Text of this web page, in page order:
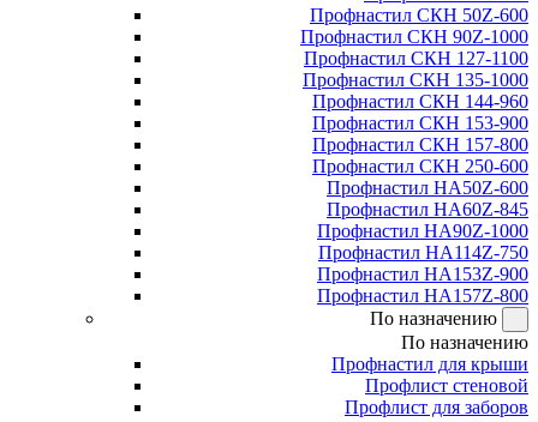
Профнастил СКН 50Z-600
Профнастил СКН 90Z-1000
Профнастил СКН 127-1100
Профнастил СКН 135-1000
Профнастил СКН 144-960
Профнастил СКН 153-900
Профнастил СКН 157-800
Профнастил СКН 250-600
Профнастил НА50Z-600
Профнастил НА60Z-845
Профнастил НА90Z-1000
Профнастил НА114Z-750
Профнастил НА153Z-900
Профнастил НА157Z-800
По назначению
По назначению
Профнастил для крыши
Профлист стеновой
Профлист для заборов